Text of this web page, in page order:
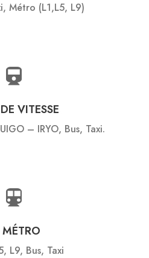
Métro (L1,L5, L9)
VITESSE
– IRYO, Bus, Taxi.
MÉTRO
L9, Bus, Taxi